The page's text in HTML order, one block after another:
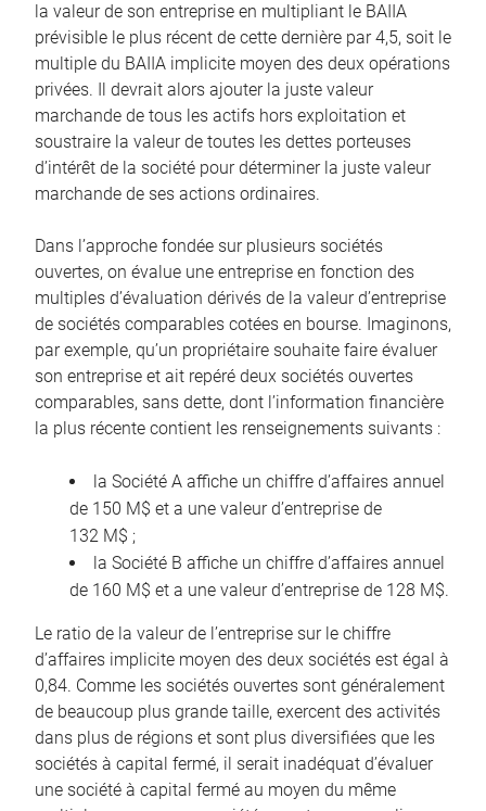
la valeur de son entreprise en multipliant le BAIIA
prévisible le plus récent de cette dernière par 4,5, soit le
multiple du BAIIA implicite moyen des deux opérations
privées. Il devrait alors ajouter la juste valeur
marchande de tous les actifs hors exploitation et
soustraire la valeur de toutes les dettes porteuses
d’intérêt de la société pour déterminer la juste valeur
marchande de ses actions ordinaires.
Dans l’approche fondée sur plusieurs sociétés
ouvertes, on évalue une entreprise en fonction des
multiples d’évaluation dérivés de la valeur d’entreprise
de sociétés comparables cotées en bourse. Imaginons,
par exemple, qu’un propriétaire souhaite faire évaluer
son entreprise et ait repéré deux sociétés ouvertes
comparables, sans dette, dont l’information financière
la plus récente contient les renseignements suivants :
la Société A affiche un chiffre d’affaires annuel
de 150 M$ et a une valeur d’entreprise de
132 M$ ;
la Société B affiche un chiffre d’affaires annuel
de 160 M$ et a une valeur d’entreprise de 128 M$.
Le ratio de la valeur de l’entreprise sur le chiffre
d’affaires implicite moyen des deux sociétés est égal à
0,84. Comme les sociétés ouvertes sont généralement
de beaucoup plus grande taille, exercent des activités
dans plus de régions et sont plus diversifiées que les
sociétés à capital fermé, il serait inadéquat d’évaluer
une société à capital fermé au moyen du même